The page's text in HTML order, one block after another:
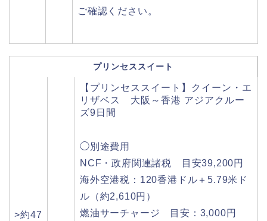
ご確認ください。
プリンセススイート
>約47
【プリンセススイート】クイーン・エ
リザベス 大阪～香港 アジアクルー
ズ9日間
◯別途費用
NCF・政府関連諸税 目安39,200円
海外空港税：120香港ドル＋5.79米ド
ル（約2,610円）
燃油サーチャージ 目安：3,000円